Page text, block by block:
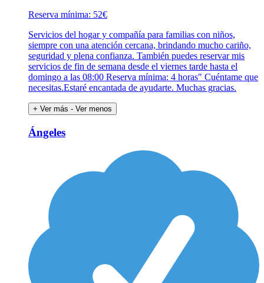
Reserva mínima: 52€
Servicios del hogar y compañía para familias con niños,
siempre con una atención cercana, brindando mucho cariño,
seguridad y plena confianza. También puedes reservar mis
servicios de fin de semana desde el viernes tarde hasta el
domingo a las 08:00 Reserva mínima: 4 horas" Cuéntame que
necesitas.Estaré encantada de ayudarte. Muchas gracias.
+ Ver más - Ver menos
Ángeles